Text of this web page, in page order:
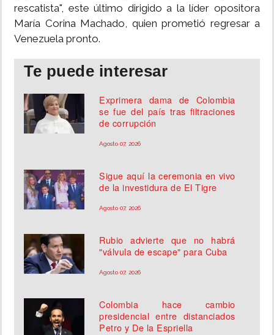
rescatista", este último dirigido a la líder opositora
María Corina Machado, quien prometió regresar a
Venezuela pronto.
Te puede interesar
Exprimera dama de Colombia
se fue del país tras filtraciones
de corrupción
Agosto 07, 2026
Sigue aquí la ceremonia en vivo
de la investidura de El Tigre
Agosto 07, 2026
Rubio advierte que no habrá
"válvula de escape" para Cuba
Agosto 07, 2026
Colombia hace cambio
presidencial entre distanciados
Petro y De la Espriella